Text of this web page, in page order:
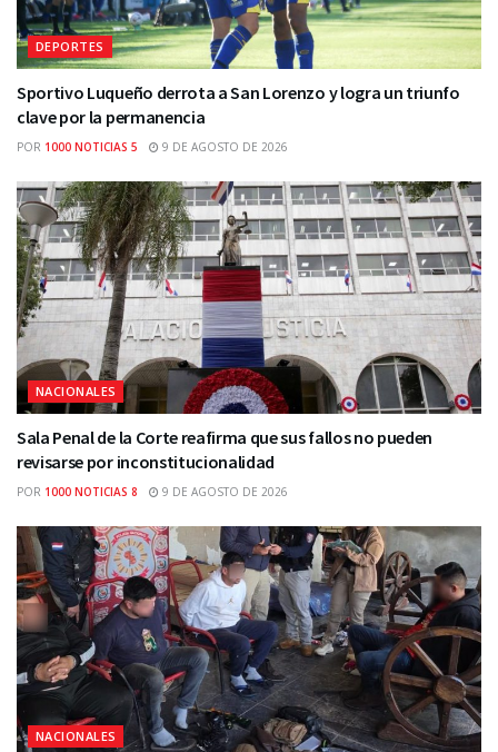
DEPORTES
Sportivo Luqueño derrota a San Lorenzo y logra un triunfo
clave por la permanencia
POR 1000 NOTICIAS 5 9 DE AGOSTO DE 2026
NACIONALES
Sala Penal de la Corte reafirma que sus fallos no pueden
revisarse por inconstitucionalidad
POR 1000 NOTICIAS 8 9 DE AGOSTO DE 2026
NACIONALES